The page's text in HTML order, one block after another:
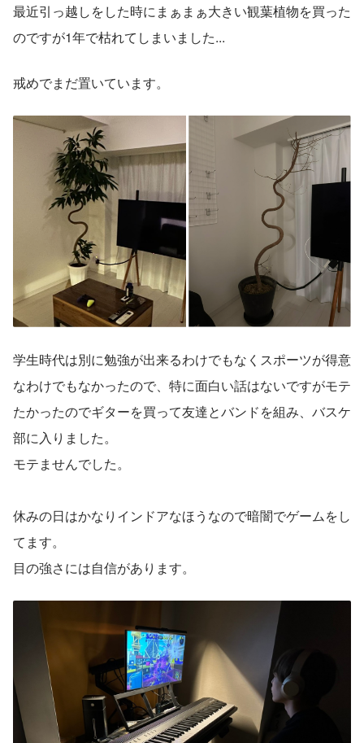
最近引っ越しをした時にまぁまぁ大きい観葉植物を買った
のですが1年で枯れてしまいました...
戒めでまだ置いています。
学生時代は別に勉強が出来るわけでもなくスポーツが得意
なわけでもなかったので、特に面白い話はないですがモテ
たかったのでギターを買って友達とバンドを組み、バスケ
部に入りました。
モテませんでした。
休みの日はかなりインドアなほうなので暗闇でゲームをし
てます。
目の強さには自信があります。